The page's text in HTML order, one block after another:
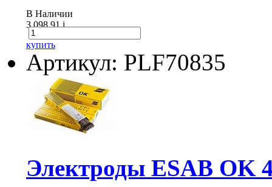
В Наличии
3 098.91i
купить
Артикул: PLF70835
Электроды ESAB OK